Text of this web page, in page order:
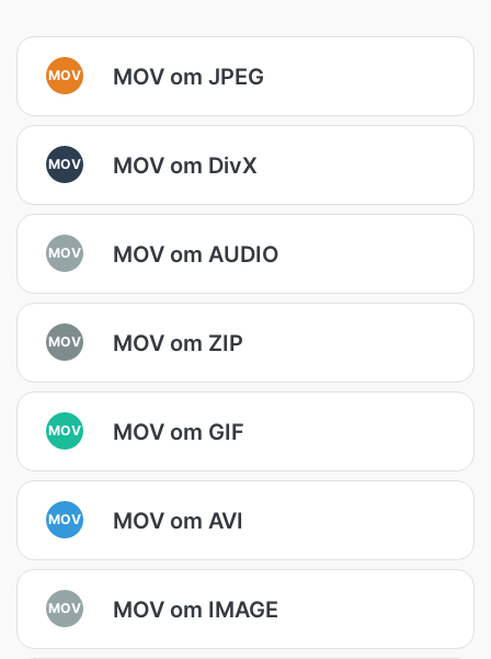
MOV MOV om JPEG
MOV MOV om DivX
MOV MOV om AUDIO
MOV MOV om ZIP
MOV MOV om GIF
MOV MOV om AVI
MOV MOV om IMAGE